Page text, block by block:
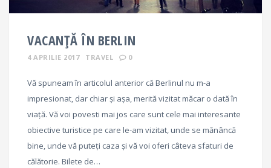
VACANȚĂ ÎN BERLIN
4 APRILIE 2017 TRAVEL 0
Vă spuneam în articolul anterior că Berlinul nu m-a
impresionat, dar chiar și așa, merită vizitat măcar o dată în
viață. Vă voi povesti mai jos care sunt cele mai interesante
obiective turistice pe care le-am vizitat, unde se mănâncă
bine, unde vă puteți caza și vă voi oferi câteva sfaturi de
călătorie. Bilete de…